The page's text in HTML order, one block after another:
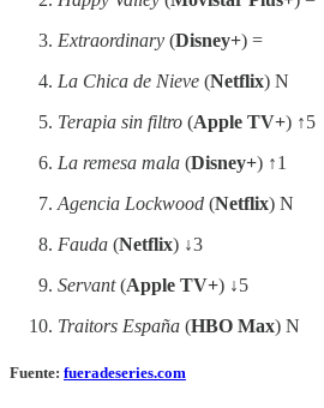
Extraordinary (Disney+) =
La Chica de Nieve (Netflix) N
Terapia sin filtro (Apple TV+) ↑5
La remesa mala (Disney+) ↑1
Agencia Lockwood (Netflix) N
Fauda (Netflix) ↓3
Servant(Apple TV+) ↓5
Traitors España (HBO Max) N
Fuente: fueradeseries.com